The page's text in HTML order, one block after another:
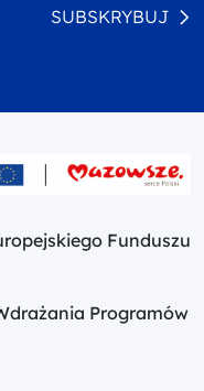
SUBSKRYBUJ
Funduszu
Programów